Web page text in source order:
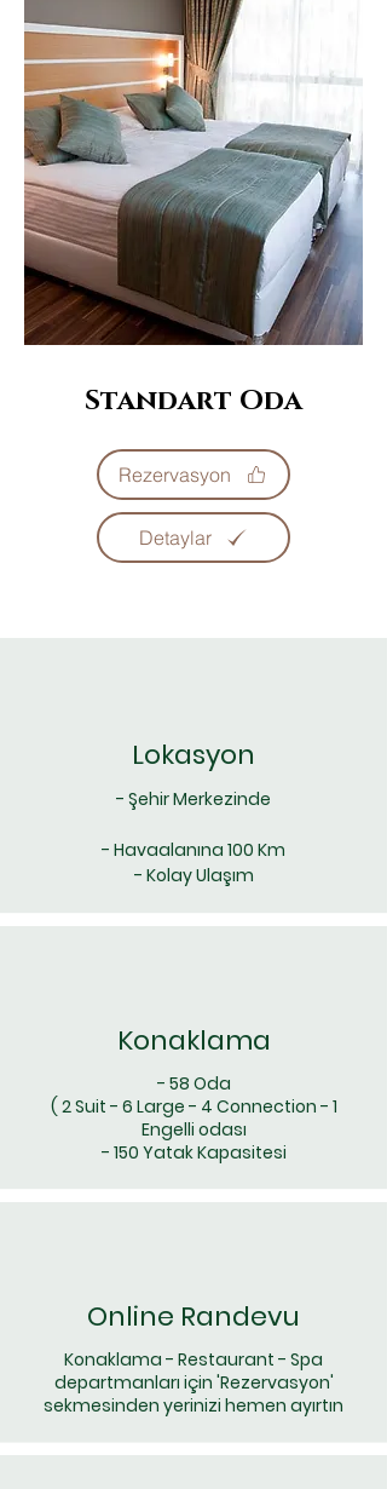
Standart Oda
Rezervasyon
Detaylar
Lokasyon
- Şehir Merkezinde
- Havaalanına 100 Km
- Kolay Ulaşım
Konaklama
- 58 Oda
( 2 Suit - 6 Large - 4 Connection - 1
Engelli odası
- 150 Yatak Kapasitesi
Online Randevu
Konaklama - Restaurant - Spa
departmanları için 'Rezervasyon'
sekmesinden yerinizi hemen ayırtın​